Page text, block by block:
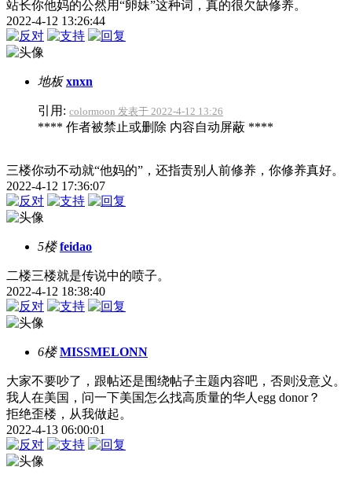
站长你他妈的公然用“卵妹”这种词，真的很欠缺修养。
2022-4-12 13:26:44
地板 xnxn
引用: colormoon 发表于 2022-4-12 13:26
**** 作者被禁止或删除 内容自动屏蔽 ****
三楼你动不动就“他妈的”，还指责别人前修养，你修养真好。
2022-4-12 17:36:07
5楼 feidao
二楼三楼就是传说中的喷子。
2022-4-12 18:38:40
6楼 MISSMELONN
大家不要吵了，跟帖还是围绕帖子主题内容吧，否则没意义。
我人在美国，问一下美国怎么找高质量的华人egg donor？
拒绝歪楼，从我做起。
2022-4-13 06:00:01